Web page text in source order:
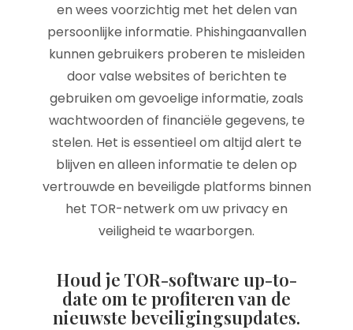
en wees voorzichtig met het delen van
persoonlijke informatie. Phishingaanvallen
kunnen gebruikers proberen te misleiden
door valse websites of berichten te
gebruiken om gevoelige informatie, zoals
wachtwoorden of financiële gegevens, te
stelen. Het is essentieel om altijd alert te
blijven en alleen informatie te delen op
vertrouwde en beveiligde platforms binnen
het TOR-netwerk om uw privacy en
veiligheid te waarborgen.
Houd je TOR-software up-to-
date om te profiteren van de
nieuwste beveiligingsupdates.